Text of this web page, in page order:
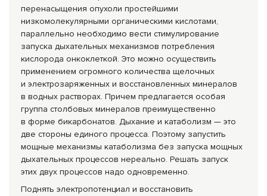
перенасыщения опухоли простейшими
низкомолекулярными органическими кислотами,
параллельно необходимо вести стимулирование
запуска дыхательных механизмов потребления
кислорода онкоклеткой. Это можно осуществить
применением огромного количества щелочных
и электрозаряженных и восстановленных минералов
в водных растворах. Причем предлагается особая
группа столбовых минералов преимущественно
в форме бикарбонатов. Дыхание и катаболизм — это
две стороны единого процесса. Поэтому запустить
мощные механизмы катаболизма без запуска мощных
дыхательных процессов нереально. Решать запуск
этих двух процессов надо одновременно.
Поднять электропотенциал и восстановить